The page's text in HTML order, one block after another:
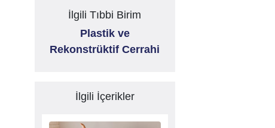
İlgili Tıbbi Birim
Plastik ve
Rekonstrüktif Cerrahi
İlgili İçerikler